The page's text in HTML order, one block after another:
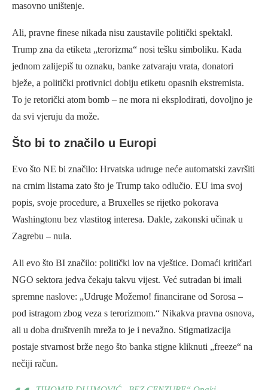
masovno uništenje.
Ali, pravne finese nikada nisu zaustavile politički spektakl.
Trump zna da etiketa „terorizma“ nosi tešku simboliku. Kada
jednom zalijepiš tu oznaku, banke zatvaraju vrata, donatori
bježe, a politički protivnici dobiju etiketu opasnih ekstremista.
To je retorički atom bomb – ne mora ni eksplodirati, dovoljno je
da svi vjeruju da može.
Što bi to značilo u Europi
Evo što NE bi značilo: Hrvatska udruge neće automatski završiti
na crnim listama zato što je Trump tako odlučio. EU ima svoj
popis, svoje procedure, a Bruxelles se rijetko pokorava
Washingtonu bez vlastitog interesa. Dakle, zakonski učinak u
Zagrebu – nula.
Ali evo što BI značilo: politički lov na vještice. Domaći kritičari
NGO sektora jedva čekaju takvu vijest. Već sutradan bi imali
spremne naslove: „Udruge Možemo! financirane od Sorosa –
pod istragom zbog veza s terorizmom.“ Nikakva pravna osnova,
ali u doba društvenih mreža to je i nevažno. Stigmatizacija
postaje stvarnost brže nego što banka stigne kliknuti „freeze“ na
nečiji račun.